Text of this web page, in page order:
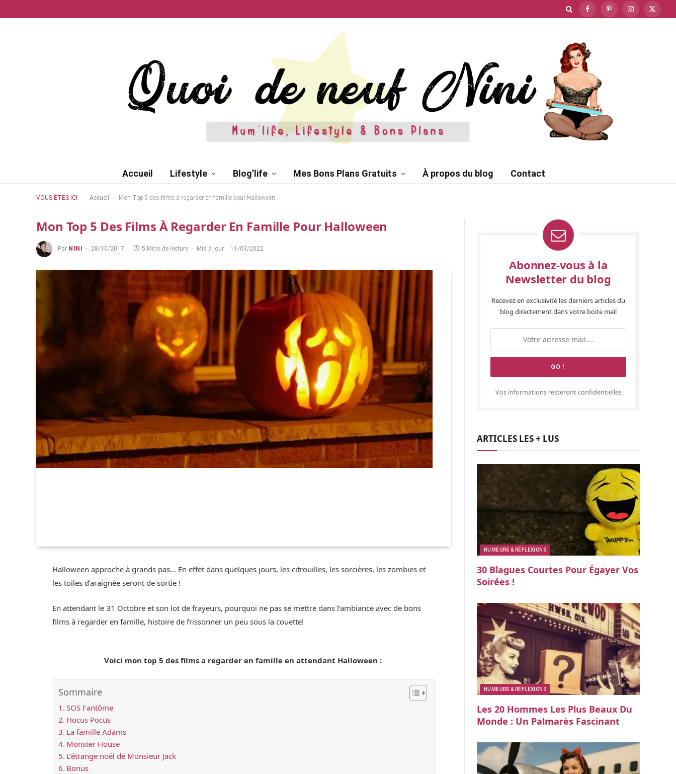
FacebookPinterestInstagram
X
Accueil Lifestyle Blog’life Mes Bons Plans Gratuits À propos du blog Contact
VOUS ÊTES ICI Accueil - Mon Top 5 des films à regarder en famille pour Halloween
Mon Top 5 Des Films À Regarder En Famille Pour Halloween
Par NINI 28/10/2017 5 Mins de lecture Mis à jour : 11/03/2022
Halloween approche à grands pas… En effet dans quelques jours, les citrouilles, les sorcières, les zombies et
les toiles d’araignée seront de sortie !
En attendant le 31 Octobre et son lot de frayeurs, pourquoi ne pas se mettre dans l’ambiance avec de bons
films à regarder en famille, histoire de frissonner un peu sous la couette!
Voici mon top 5 des films a regarder en famille en attendant Halloween :
Sommaire
SOS Fantôme
Hocus Pocus
La famille Adams
Monster House
L’étrange noël de Monsieur Jack
Bonus
Abonnez-vous à la
Newsletter du blog
Recevez en exclusivité les derniers articles du
blog directement dans votre boite mail
Vos informations resteront confidentielles
ARTICLES LES + LUS
HUMEURS & RÉFLEXIONS
30 Blagues Courtes Pour Égayer Vos
Soirées !
HUMEURS & RÉFLEXIONS
Les 20 Hommes Les Plus Beaux Du
Monde : Un Palmarès Fascinant